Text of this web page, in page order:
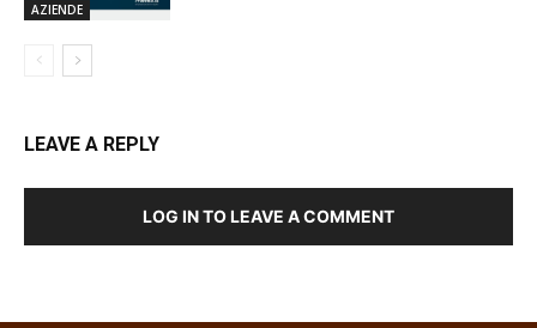
AZIENDE
LEAVE A REPLY
LOG IN TO LEAVE A COMMENT